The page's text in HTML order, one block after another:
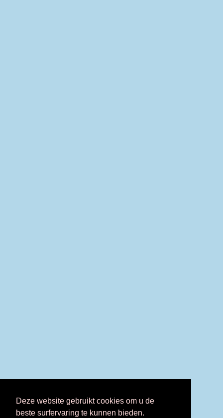
Deze website gebruikt cookies om u de
beste surfervaring te kunnen bieden.